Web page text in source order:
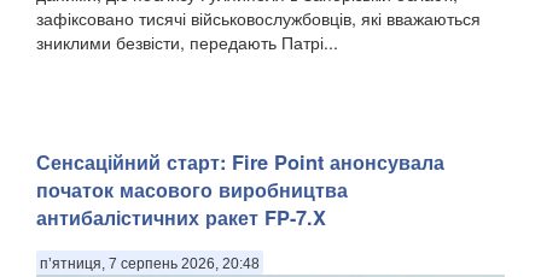
зафіксовано тисячі військовослужбовців, які вважаються
зниклими безвісти, передають Патрі...
Сенсаційний старт: Fire Point анонсувала
початок масового виробництва
антибалістичних ракет FP-7.X
п’ятниця, 7 серпень 2026, 20:48